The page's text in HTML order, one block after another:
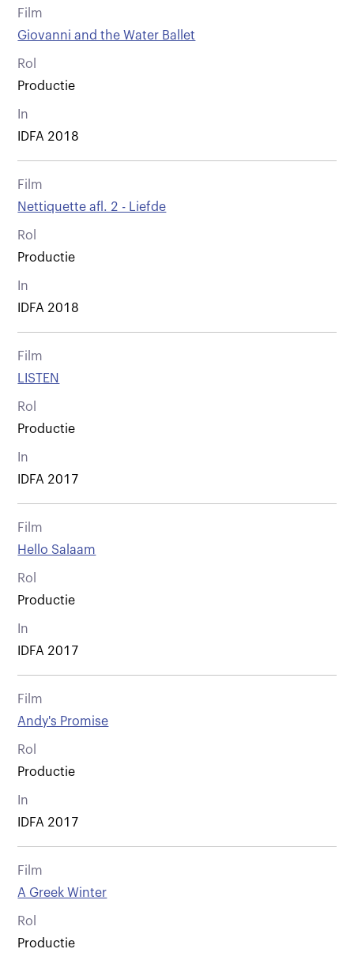
Film
Giovanni and the Water Ballet
Rol
Productie
In
IDFA 2018
Film
Nettiquette afl. 2 - Liefde
Rol
Productie
In
IDFA 2018
Film
LISTEN
Rol
Productie
In
IDFA 2017
Film
Hello Salaam
Rol
Productie
In
IDFA 2017
Film
Andy's Promise
Rol
Productie
In
IDFA 2017
Film
A Greek Winter
Rol
Productie